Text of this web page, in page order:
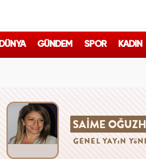
DÜNYA GÜNDEM SPOR KADIN
SAİME
GENEL YAYıN